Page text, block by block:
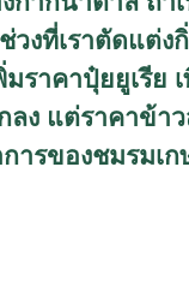
งที่เราตัดแต่
ราคาปุ๋ยยูเรี
แต่ราคาข้าว
ารของชมรมเ